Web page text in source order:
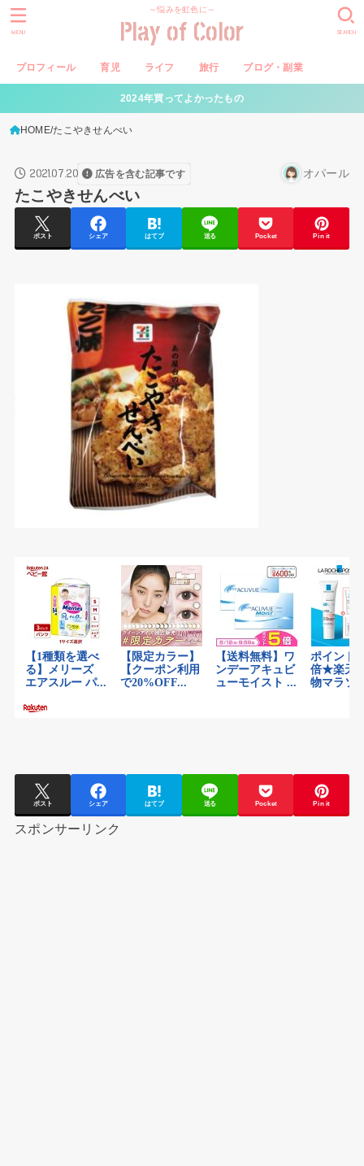
～悩みを虹色に～
Play of Color
プロフィール 育児 ライフ 旅行 ブログ・副業
SEARCH
MENU
2024年買ってよかったもの
HOME たこやきせんべい
2021.07.20 広告を含む記事です オパール
たこやきせんべい
ポスト シェア はてブ 送る Pocket Pin it
ポスト シェア はてブ 送る Pocket Pin it
スポンサーリンク